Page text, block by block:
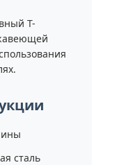
Т-
сталь